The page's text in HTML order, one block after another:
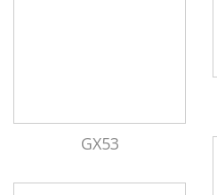
GX53